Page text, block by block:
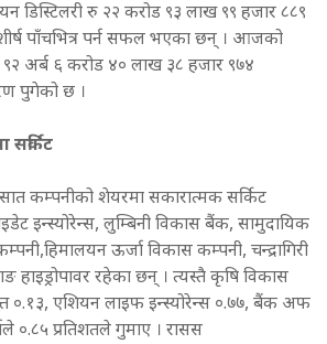
डिस्टिलरी रु २२ करोड ९३ लाख ९९ हजार ८८९
पाँचभित्र पर्न सफल भएका छन् । आजको
९२ अर्ब ६ करोड ४० लाख ३८ हजार ९७४
पुगेको छ ।
कम्पनीको शेयरमा सकारात्मक सर्किट
इन्स्योरेन्स, लुम्बिनी विकास बैंक, सामुदायिक
ऊर्जा विकास कम्पनी, चन्द्रागिरी
हाइड्रोपावर रहेका छन् । त्यस्तै कृषि विकास
०.१३, एशियन लाइफ इन्स्योरेन्स ०.७७, बैंक अफ
०.८५ प्रतिशतले गुमाए । रासस